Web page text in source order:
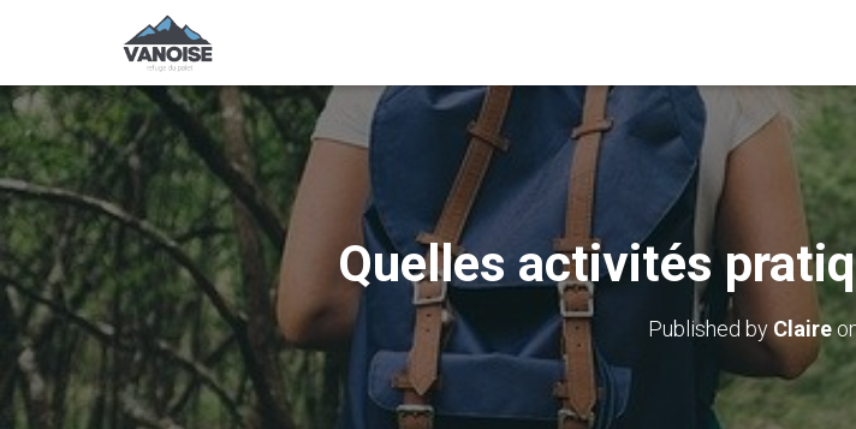
Quelles activités
Published by Claire